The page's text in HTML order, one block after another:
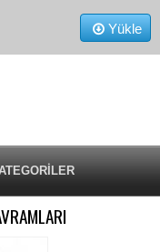
Yükle